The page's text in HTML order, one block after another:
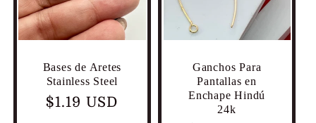
Bases de Aretes
Stainless Steel
Precio
$1.19 USD
Ganchos Para
Pantallas en
Enchape Hindú
24k